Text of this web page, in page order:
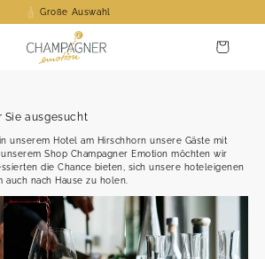
Warenkorb
Sie ausgesucht
unserem Hotel am Hirschhorn unsere Gäste mit
Shop Champagner Emotion möchten wir
die Chance bieten, sich unsere hoteleigenen
auch nach Hause zu holen.